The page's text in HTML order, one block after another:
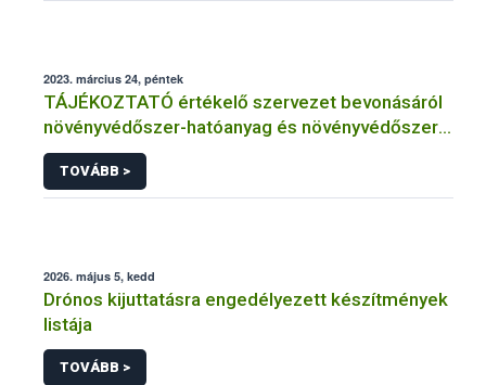
2023. március 24, péntek
TÁJÉKOZTATÓ értékelő szervezet bevonásáról
növényvédőszer-hatóanyag és növényvédőszer
engedélyezésére, továbbá a meglévő engedély
meghosszabbítására vagy módosítására irányuló
eljárásba
TOVÁBB >
2026. május 5, kedd
Drónos kijuttatásra engedélyezett készítmények
listája
TOVÁBB >